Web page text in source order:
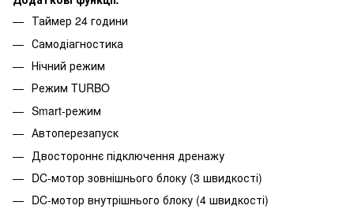
Таймер 24 години
Самодіагностика
Нічний режим
Режим TURBO
Smart-режим
Автоперезапуск
Двостороннє підключення дренажу
DC-мотор зовнішнього блоку (3 швидкості)
DC-мотор внутрішнього блоку (4 швидкості)